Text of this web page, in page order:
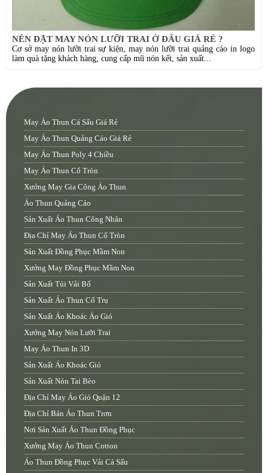
NÊN ĐẶT MAY NÓN LƯỠI TRAI Ở ĐÂU GIÁ RẺ ?
Cơ sở may nón lưỡi trai sự kiện, may nón lưỡi trai quảng cáo in logo
làm quà tặng khách hàng, cung cấp mũ nón kết, sản xuất...
May Áo Thun Cá Sấu Giá Rẻ
May Áo Thun Quảng Cáo Giá Rẻ
May Áo Thun Poly 4 Chiều
May Áo Thun Cổ Tròn
Xưởng May Gia Công Áo Thun
Áo Thun Quảng Cáo
Sản Xuất Áo Thun Công Nhân
Địa Chỉ May Áo Thun Cổ Tròn
Sản Xuất Đồng Phục Mầm Non
Xưởng May Đồng Phục Mầm Non
Sản Xuất Túi Vải Bố
Sản Xuất Áo Thun Cổ Trụ
Sản Xuất Áo Khoác Áo Gió
Xưởng May Nón Lưỡi Trai
May Áo Thun In 3D
Sản Xuất Áo Khoác Gió
Sản Xuất Nón Tai Bèo
Địa Chỉ May Áo Gió Quận 12
Địa Chỉ Bán Áo Thun Trơn
Nơi Sản Xuất Áo Thun Đồng Phục
Xưởng May Áo Thun Cotton
Áo Thun Đồng Phục Vải Cá Sấu